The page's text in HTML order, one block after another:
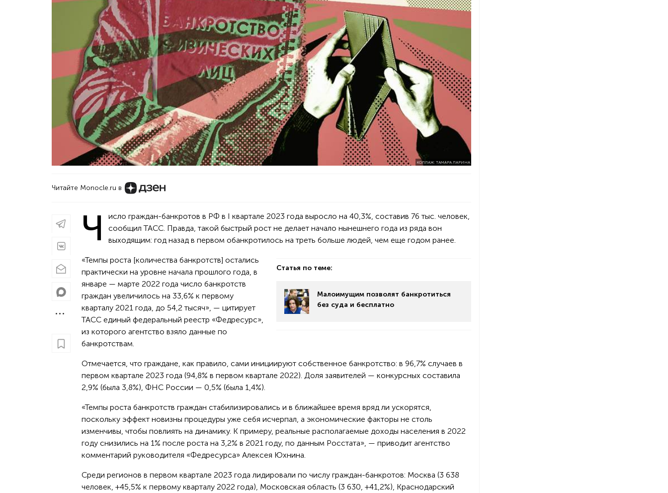
КОЛЛАЖ: ТАМАРА ЛАРИНА
Читайте Monocle.ru в
Ч
исло граждан-банкротов в РФ в I квартале 2023 года выросло на 40,3%, составив 76 тыс. человек,
сообщил ТАСС. Правда, такой быстрый рост не делает начало нынешнего года из ряда вон
выходящим: год назад в первом обанкротилось на треть больше людей, чем еще годом ранее.
Статья по теме:
Малоимущим позволят банкротиться
без суда и бесплатно
«Темпы роста [количества банкротств] остались
практически на уровне начала прошлого года, в
январе — марте 2022 года число банкротств
граждан увеличилось на 33,6% к первому
кварталу 2021 года, до 54,2 тысяч», — цитирует
ТАСС единый федеральный реестр «Федресурс»,
из которого агентство взяло данные по
банкротствам.
Отмечается, что граждане, как правило, сами инициируют собственное банкротство: в 96,7% случаев в
первом квартале 2023 года (94,8% в первом квартале 2022). Доля заявителей — конкурсных составила
2,9% (была 3,8%), ФНС России — 0,5% (была 1,4%).
«Темпы роста банкротств граждан стабилизировались и в ближайшее время вряд ли ускорятся,
поскольку эффект новизны процедуры уже себя исчерпал, а экономические факторы не столь
изменчивы, чтобы повлиять на динамику. К примеру, реальные располагаемые доходы населения в 2022
году снизились на 1% после роста на 3,2% в 2021 году, по данным Росстата», — приводит агентство
комментарий руководителя «Федресурса» Алексея Юхнина.
Среди регионов в первом квартале 2023 года лидировали по числу граждан-банкротов: Москва (3 638
человек, +45,5% к первому кварталу 2022 года), Московская область (3 630, +41,2%), Краснодарский